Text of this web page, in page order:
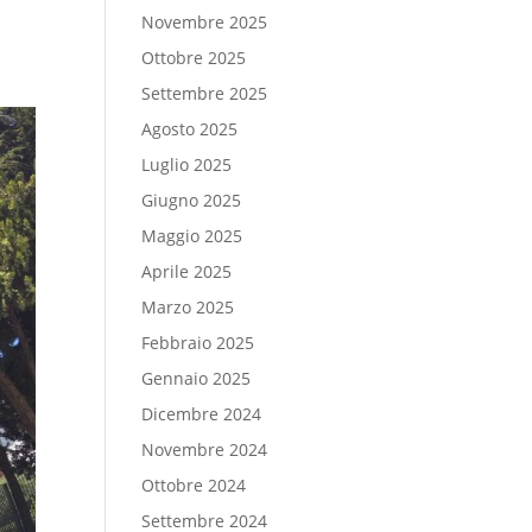
Novembre 2025
Ottobre 2025
Settembre 2025
Agosto 2025
Luglio 2025
Giugno 2025
Maggio 2025
Aprile 2025
Marzo 2025
Febbraio 2025
Gennaio 2025
Dicembre 2024
Novembre 2024
Ottobre 2024
Settembre 2024